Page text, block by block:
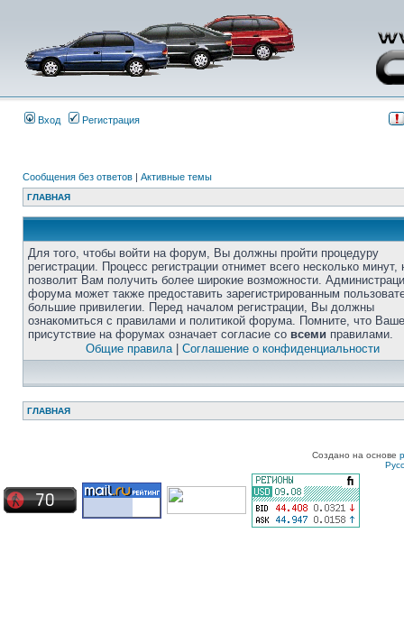
Вход Регистрация
Сообщения без ответов | Активные темы
ГЛАВНАЯ
Для того, чтобы войти на форум, Вы должны пройти процедуру
регистрации. Процесс регистрации отнимет всего несколько минут,
позволит Вам получить более широкие возможности.
форума может также предоставить зарегистрированным
большие привилегии. Перед началом регистрации, Вы должны
ознакомиться с правилами и политикой форума. Помните, что Ваше
присутствие на форумах означает согласие со всеми правилами.
Общие правила| Соглашение о конфиденциальности
ГЛАВНАЯ
Создано на основе